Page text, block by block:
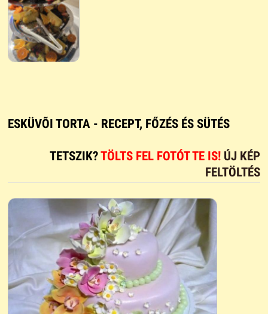
ESKÜVÕI TORTA - RECEPT, FŐZÉS ÉS SÜTÉS
TETSZIK?TÖLTS FEL FOTÓT TE IS! ÚJ KÉP
FELTÖLTÉS